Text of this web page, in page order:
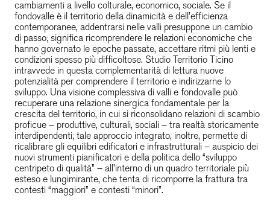
cambiamenti a livello colturale, economico, sociale. Se il
fondovalle è il territorio della dinamicità e dell’efficienza
contemporanee, addentrarsi nelle valli presuppone un cambio
di passo; significa ricomprendere le relazioni economiche che
hanno governato le epoche passate, accettare ritmi più lenti e
condizioni spesso più difficoltose. Studio Territorio Ticino
intravvede in questa complementarità di lettura nuove
potenzialità per comprendere il territorio e indirizzarne lo
sviluppo. Una visione complessiva di valli e fondovalle può
recuperare una relazione sinergica fondamentale per la
crescita del territorio, in cui si riconsolidano relazioni di scambio
proficue – produttive, culturali, sociali – tra realtà storicamente
interdipendenti; tale approccio integrato, inoltre, permette di
ricalibrare gli equilibri edificatori e infrastrutturali – auspicio dei
nuovi strumenti pianificatori e della politica dello “sviluppo
centripeto di qualità” – all’interno di un quadro territoriale più
esteso e lungimirante, che tenta di ricomporre la frattura tra
contesti “maggiori” e contesti “minori”.